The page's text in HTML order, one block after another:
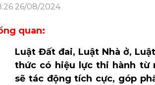
26/08/2024
quan:
Luật Đất đai, Luật Nhà ở,
thức có hiệu lực thi hành từ
sẽ tác động tích cực, góp